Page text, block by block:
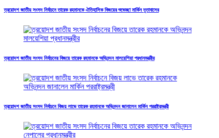
ত্রয়োদশ জাতীয় সংসদ নির্বাচনে তারেক রহমানকে ঐতিহাসিক বিজয়ের শুভেচ্ছা মার্কিন দূতাবাসের
ত্রয়োদশ জাতীয় সংসদ নির্বাচনের বিজয়ে তারেক রহমানকে অভিনন্দন মালয়েশিয়া প্রধানমন্ত্রীর
ত্রয়োদশ জাতীয় সংসদ নির্বাচনে বিজয় লাভে তারেক রহমানকে অভিনন্দন জানালেন মার্কিন পররাষ্ট্রমন্ত্রী